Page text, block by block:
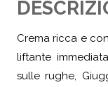
Crema ricca e
liftante
sulle rughe,